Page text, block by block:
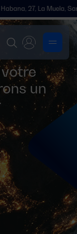
27, La Muela,
un